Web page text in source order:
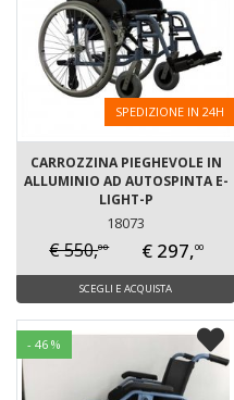
SPEDIZIONE IN 24H
CARROZZINA PIEGHEVOLE IN
ALLUMINIO AD AUTOSPINTA E-
LIGHT-P
18073
€ 550,00 € 297,00
SCEGLI E ACQUISTA
- 46 %